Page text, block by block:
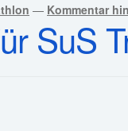
— Kommentar
SuS